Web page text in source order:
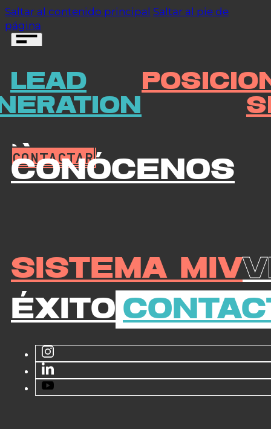
Saltar al contenido principal Saltar al pie de
página
CONTACTAR
CONTACTAR
Conócenos
LEAD
Sistema MIV
Éxito